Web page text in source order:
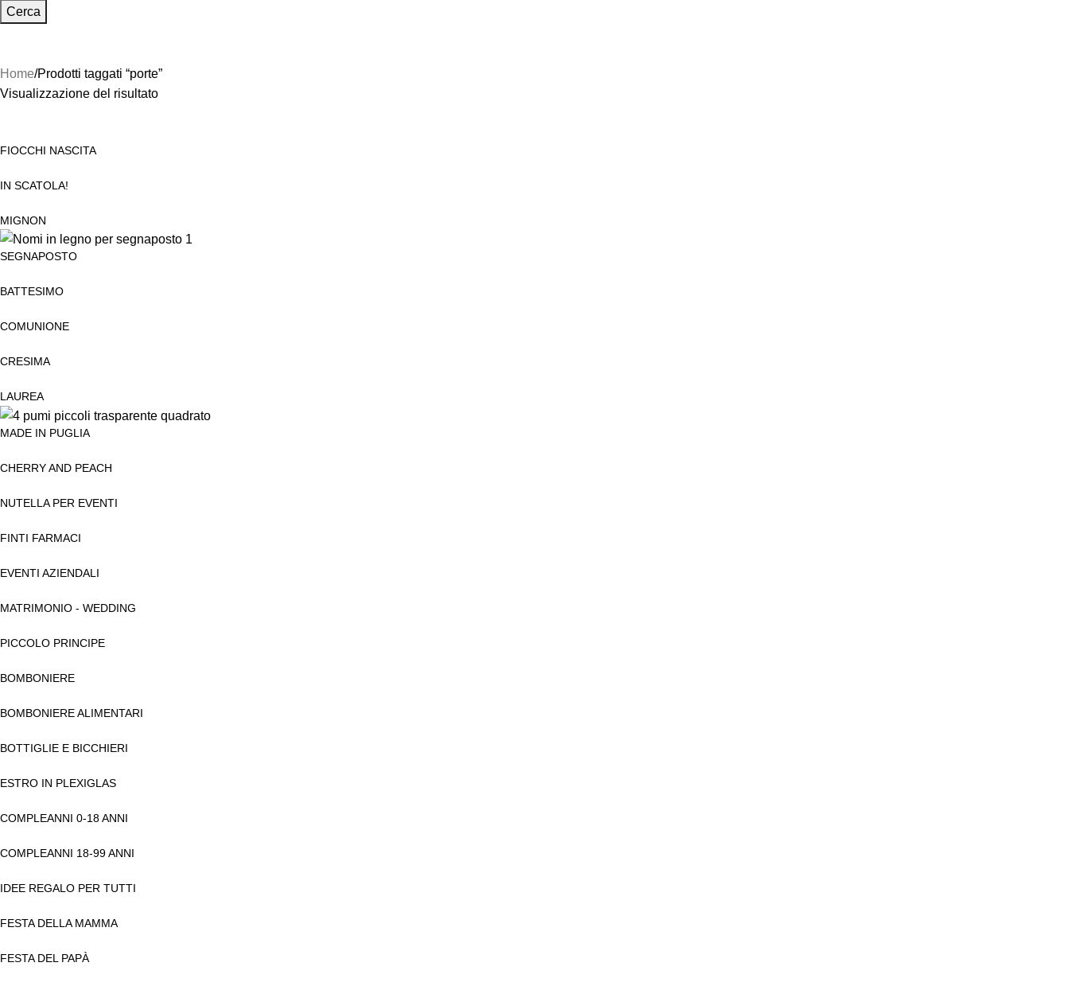
Cerca
Home Prodotti taggati “porte”
Visualizzazione del risultato
FIOCCHI NASCITA
IN SCATOLA!
MIGNON
SEGNAPOSTO
BATTESIMO
COMUNIONE
CRESIMA
LAUREA
MADE IN PUGLIA
CHERRY AND PEACH
NUTELLA PER EVENTI
FINTI FARMACI
EVENTI AZIENDALI
MATRIMONIO - WEDDING
PICCOLO PRINCIPE
BOMBONIERE
BOMBONIERE ALIMENTARI
BOTTIGLIE E BICCHIERI
ESTRO IN PLEXIGLAS
COMPLEANNI 0-18 ANNI
COMPLEANNI 18-99 ANNI
IDEE REGALO PER TUTTI
FESTA DELLA MAMMA
FESTA DEL PAPÀ